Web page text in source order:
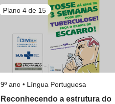
Plano 4 de 15
9º ano • Língua Portuguesa
Reconhecendo a estrutura do